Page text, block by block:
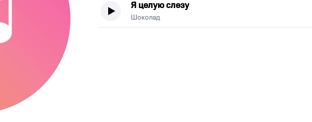
Я целую слезу
Шоколад